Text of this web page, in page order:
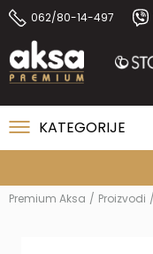
062/80-14-497
KATEGORIJE
Premium Aksa Proizvodi